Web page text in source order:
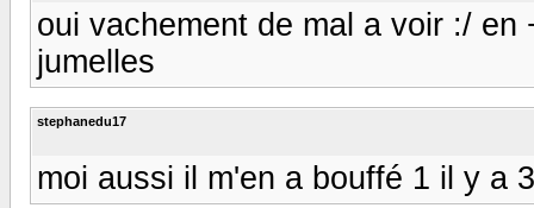
oui vachement de mal a voir :/
jumelles
stephanedu17
moi aussi il m'en a bouffé 1 il y a